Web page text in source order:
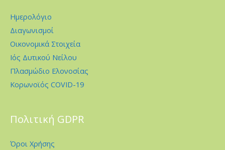
Ημερολόγιο
Διαγωνισμοί
Οικονομικά Στοιχεία
Ιός Δυτικού Νείλου
Πλασμώδιο Ελονοσίας
Κορωνοϊός COVID-19
Πολιτική GDPR
Όροι Χρήσης